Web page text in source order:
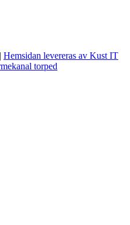
| Hemsidan levereras av Kust IT
torped